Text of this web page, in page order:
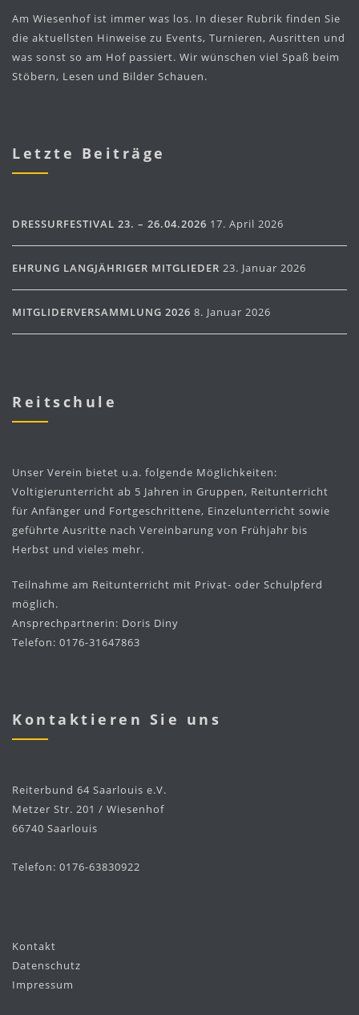
Am Wiesenhof ist immer was los. In dieser Rubrik finden Sie
die aktuellsten Hinweise zu Events, Turnieren, Ausritten und
was sonst so am Hof passiert. Wir wünschen viel Spaß beim
Stöbern, Lesen und Bilder Schauen.
Letzte Beiträge
DRESSURFESTIVAL 23. – 26.04.2026 17. April 2026
EHRUNG LANGJÄHRIGER MITGLIEDER 23. Januar 2026
MITGLIDERVERSAMMLUNG 2026 8. Januar 2026
Reitschule
Unser Verein bietet u.a. folgende Möglichkeiten:
Voltigierunterricht ab 5 Jahren in Gruppen, Reitunterricht
für Anfänger und Fortgeschrittene, Einzelunterricht sowie
geführte Ausritte nach Vereinbarung von Frühjahr bis
Herbst und vieles mehr.
Teilnahme am Reitunterricht mit Privat- oder Schulpferd
möglich.
Ansprechpartnerin: Doris Diny
Telefon: 0176-31647863
Kontaktieren Sie uns
Reiterbund 64 Saarlouis e.V.
Metzer Str. 201 / Wiesenhof
66740 Saarlouis
Telefon: 0176-63830922
Kontakt
Datenschutz
Impressum